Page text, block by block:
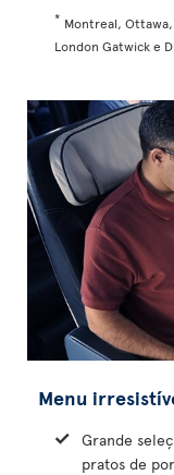
* Montreal,
London Gatwick e
Menu
Grande
pratos de